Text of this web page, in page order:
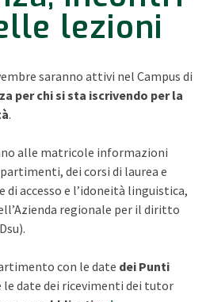
lezioni
saranno attivi nel Campus di
per chi si sta iscrivendo per la
.
alle matricole informazioni
dei corsi di laurea e
accesso e l’idoneità linguistica,
regionale per il diritto
con le date dei Punti
le date dei ricevimenti dei tutor